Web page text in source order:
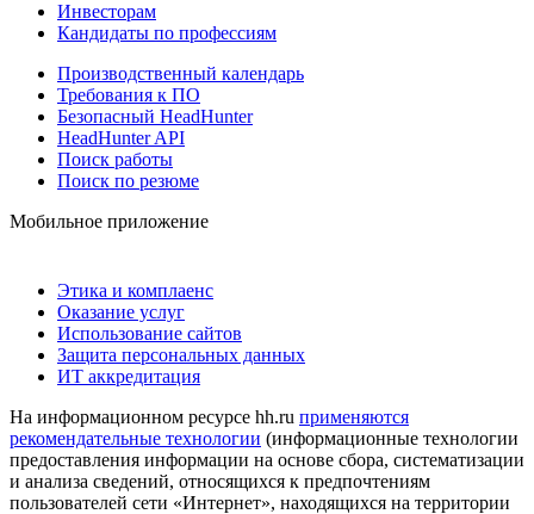
Инвесторам
Кандидаты по профессиям
Производственный календарь
Требования к ПО
Безопасный HeadHunter
HeadHunter API
Поиск работы
Поиск по резюме
Мобильное приложение
Этика и комплаенс
Оказание услуг
Использование сайтов
Защита персональных данных
ИТ аккредитация
На информационном ресурсе hh.ru применяются
рекомендательные технологии (информационные технологии
предоставления информации на основе сбора, систематизации
и анализа сведений, относящихся к предпочтениям
пользователей сети «Интернет», находящихся на территории